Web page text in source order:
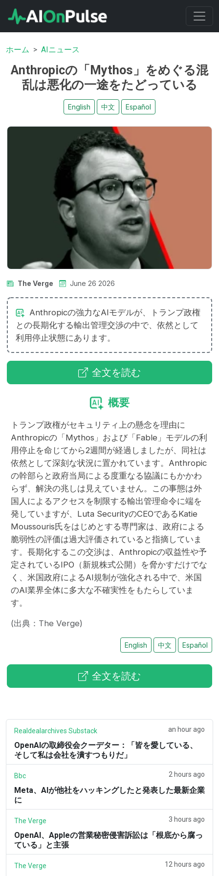
ホーム AIニュース
Anthropicの「Mythos」をめぐる混
乱は悪化の一途をたどっている
English 中文 Español
The Verge June 26 2026
Anthropicの強力なAIモデルが、トランプ政権
との長期化する輸出管理交渉の中で、依然として
利用停止状態にあります。
全文を読む
概要
トランプ政権がセキュリティ上の懸念を理由に
Anthropicの「Mythos」および「Fable」モデルの利
用停止を命じてから2週間が経過しましたが、同社は
依然として深刻な状況に置かれています。Anthropic
の幹部らと政府当局による度重なる協議にもかかわ
らず、解決の兆しは見えていません。この事態は外
国人によるアクセスを制限する輸出管理命令に端を
発していますが、Luta SecurityのCEOであるKatie
Moussouris氏をはじめとする専門家は、政府による
脆弱性の評価は過大評価されていると指摘していま
す。長期化するこの交渉は、Anthropicの収益性や予
定されているIPO（新規株式公開）を脅かすだけでな
く、米国政府によるAI規制が強化される中で、米国
のAI業界全体に多大な不確実性をもたらしていま
す。
(出典：The Verge)
English 中文 Español
全文を読む
Realdealarchives Substack an hour ago
OpenAIの取締役会クーデター：「皆を愛している、
そして私は会社を潰すつもりだ」
Bbc 2 hours ago
Meta、AIが他社をハッキングしたと発表した最新企業
に
The Verge 3 hours ago
OpenAI、Appleの営業秘密侵害訴訟は「根底から腐っ
ている」と主張
The Verge 12 hours ago